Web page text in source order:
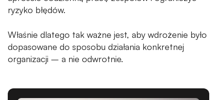
ryzyko błędów.
Właśnie dlatego tak ważne jest, aby wdrożenie było
dopasowane do sposobu działania konkretnej
organizacji – a nie odwrotnie.